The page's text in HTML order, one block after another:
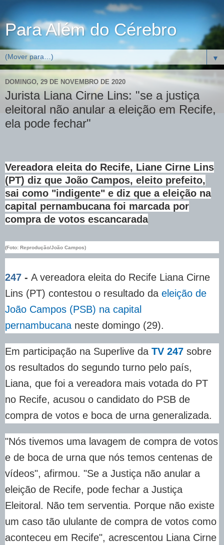
Para Além do Cérebro
▼
DOMINGO, 29 DE NOVEMBRO DE 2020
Jurista Liana Cirne Lins: "se a justiça
eleitoral não anular a eleição em Recife,
ela pode fechar"
Vereadora eleita do Recife, Liane Cirne Lins
(PT) diz que João Campos, eleito prefeito,
sai como "indigente" e diz que a eleição na
capital pernambucana foi marcada por
compra de votos escancarada
(Foto: Reprodução/João Campos)
247 - A vereadora eleita do Recife Liana Cirne
Lins (PT) contestou o resultado da eleição de
João Campos (PSB) na capital
pernambucana neste domingo (29).
Em participação na Superlive da TV 247 sobre
os resultados do segundo turno pelo país,
Liana, que foi a vereadora mais votada do PT
no Recife, acusou o candidato do PSB de
compra de votos e boca de urna generalizada.
"Nós tivemos uma lavagem de compra de votos
e de boca de urna que nós temos centenas de
vídeos", afirmou. "Se a Justiça não anular a
eleição de Recife, pode fechar a Justiça
Eleitoral. Não tem serventia. Porque não existe
um caso tão ululante de compra de votos como
aconteceu em Recife", acrescentou Liana Cirne